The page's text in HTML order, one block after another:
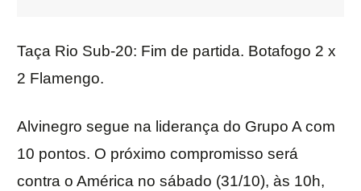
Taça Rio Sub-20: Fim de partida. Botafogo 2 x
2 Flamengo.
Alvinegro segue na liderança do Grupo A com
10 pontos. O próximo compromisso será
contra o América no sábado (31/10), às 10h,